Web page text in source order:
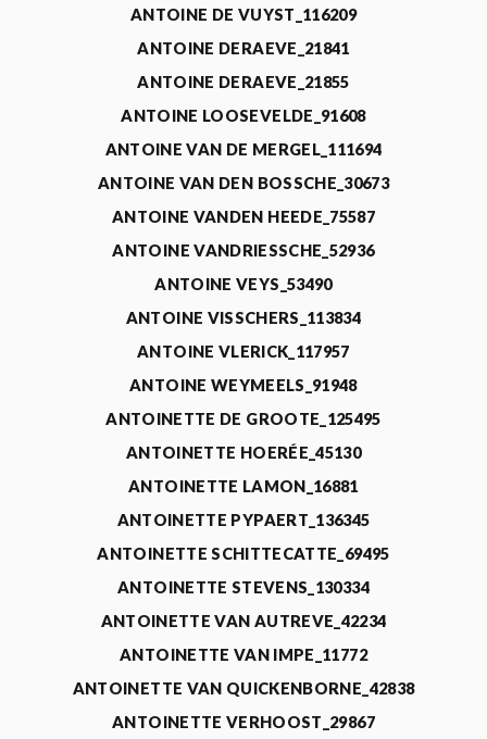
ANTOINE DE VUYST_116209
ANTOINE DERAEVE_21841
ANTOINE DERAEVE_21855
ANTOINE LOOSEVELDE_91608
ANTOINE VAN DE MERGEL_111694
ANTOINE VAN DEN BOSSCHE_30673
ANTOINE VANDEN HEEDE_75587
ANTOINE VANDRIESSCHE_52936
ANTOINE VEYS_53490
ANTOINE VISSCHERS_113834
ANTOINE VLERICK_117957
ANTOINE WEYMEELS_91948
ANTOINETTE DE GROOTE_125495
ANTOINETTE HOERÉE_45130
ANTOINETTE LAMON_16881
ANTOINETTE PYPAERT_136345
ANTOINETTE SCHITTECATTE_69495
ANTOINETTE STEVENS_130334
ANTOINETTE VAN AUTREVE_42234
ANTOINETTE VAN IMPE_11772
ANTOINETTE VAN QUICKENBORNE_42838
ANTOINETTE VERHOOST_29867